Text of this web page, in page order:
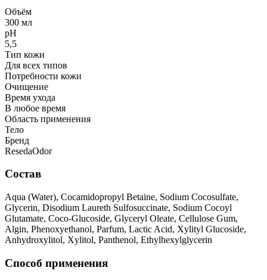
Объём
300 мл
рН
5,5
Тип кожи
Для всех типов
Потребности кожи
Очищение
Время ухода
В любое время
Область применения
Тело
Бренд
ResedaOdor
Состав
Aqua (Water), Cocamidopropyl Betaine, Sodium Cocosulfate,
Glycerin, Disodium Laureth Sulfosuccinate, Sodium Cocoyl
Glutamate, Coco-Glucoside, Glyceryl Oleate, Cellulose Gum,
Algin, Phenoxyethanol, Parfum, Lactic Acid, Xylityl Glucoside,
Anhydroxylitol, Xylitol, Panthenol, Ethylhexylglycerin
Способ применения